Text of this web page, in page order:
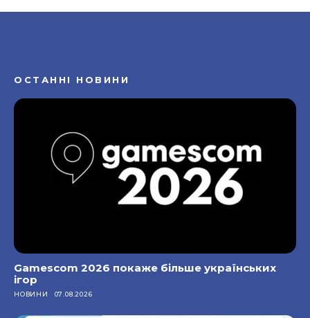
ОСТАННІ НОВИНИ
Gamescom 2026 покаже більше українських
ігор
НОВИНИ 07.08.2026